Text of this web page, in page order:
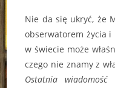
Nie da się ukryć, że
obserwatorem życia
w świecie może
czego nie znamy z
Ostatnia wiadomość